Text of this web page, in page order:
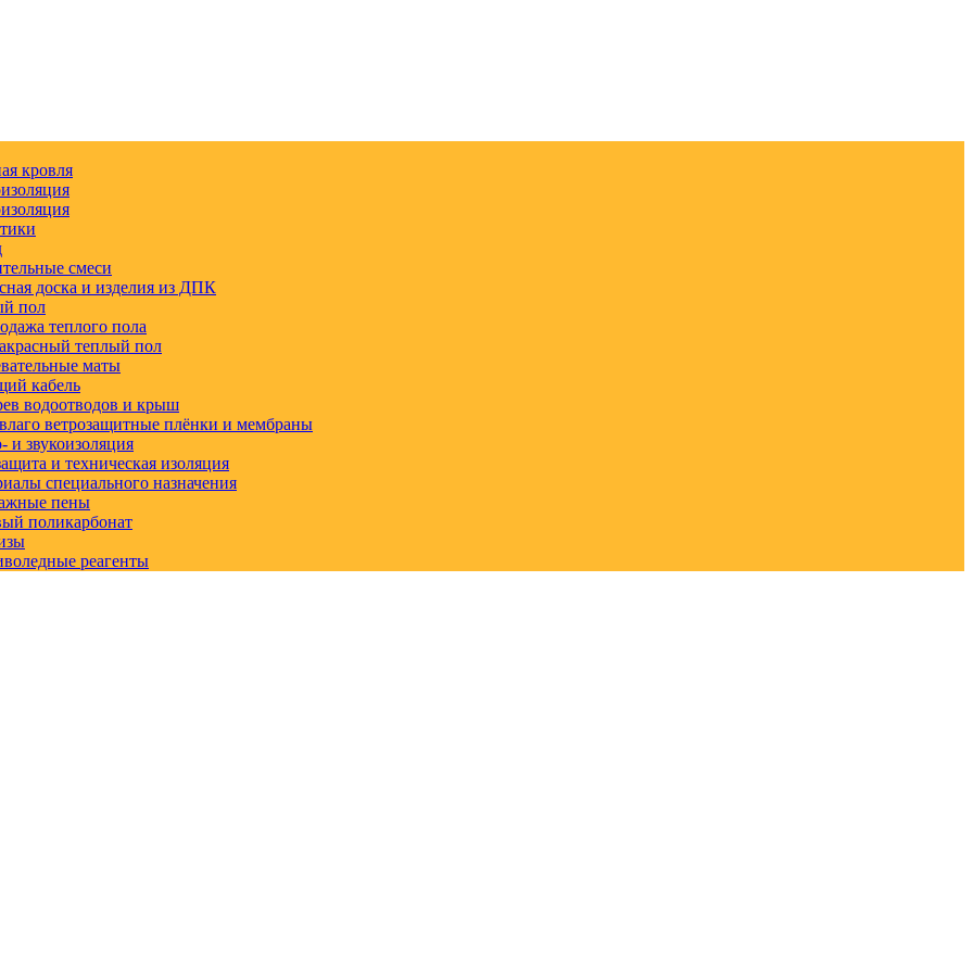
кровля
смеси
доска и изделия из ДПК
пол
теплого пола
теплый пол
маты
кабель
водоотводов и крыш
ветрозащитные плёнки и мембраны
звукоизоляция
и техническая изоляция
специального назначения
пены
поликарбонат
реагенты